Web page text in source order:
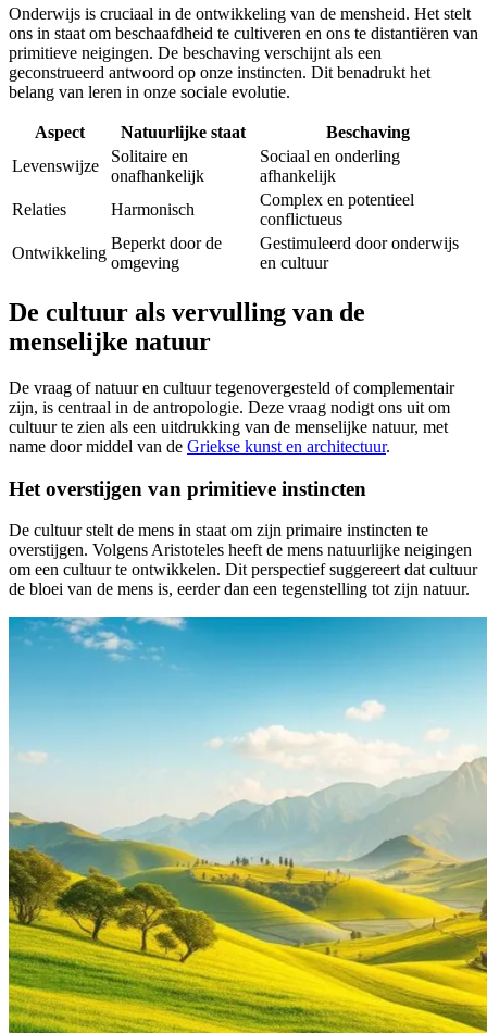
Onderwijs is cruciaal in de ontwikkeling van de mensheid. Het stelt
ons in staat om beschaafdheid te cultiveren en ons te distantiëren van
primitieve neigingen. De beschaving verschijnt als een
geconstrueerd antwoord op onze instincten. Dit benadrukt het
belang van leren in onze sociale evolutie.
Aspect Natuurlijke staat
Beschaving
Levenswijze
Solitaire en
onafhankelijk
Sociaal en onderling
afhankelijk
Relaties
Harmonisch
Complex en potentieel
conflictueus
Ontwikkeling
Beperkt door de
omgeving
Gestimuleerd door onderwijs
en cultuur
De cultuur als vervulling van de
menselijke natuur
De vraag of natuur en cultuur tegenovergesteld of complementair
zijn, is centraal in de antropologie. Deze vraag nodigt ons uit om
cultuur te zien als een uitdrukking van de menselijke natuur, met
name door middel van de Griekse kunst en architectuur.
Het overstijgen van primitieve instincten
De cultuur stelt de mens in staat om zijn primaire instincten te
overstijgen. Volgens Aristoteles heeft de mens natuurlijke neigingen
om een cultuur te ontwikkelen. Dit perspectief suggereert dat cultuur
de bloei van de mens is, eerder dan een tegenstelling tot zijn natuur.